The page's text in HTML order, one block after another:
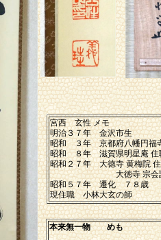
宮西 玄性 メモ
明治３７年 金沢市生
昭和 ３年 京都府八幡円福
昭和 ８年 滋賀県明星庵 住
昭和２７年 大徳寺
大徳寺 宗会議
昭和５７年 遷化 ７８歳
現住職 小林大玄の師
本来無一物 めも